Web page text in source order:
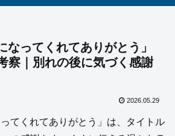
なってくれてありがとう」
察｜別れの後に気づく感謝
2026.05.29
てくれてありがとう」は、タイトル